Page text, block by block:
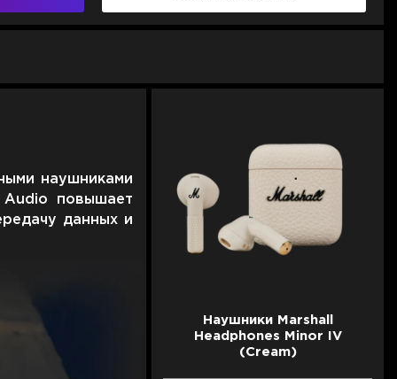
899 грн
наушниками
Audio повышает
данных и
Наушники Marshall
Headphones Minor IV
(Cream)